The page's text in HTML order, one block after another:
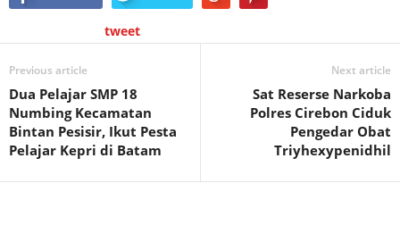
tweet
Previous article
Dua Pelajar SMP 18
Numbing Kecamatan
Bintan Pesisir, Ikut Pesta
Pelajar Kepri di Batam
Next article
Sat Reserse Narkoba
Polres Cirebon Ciduk
Pengedar Obat
Triyhexypenidhil